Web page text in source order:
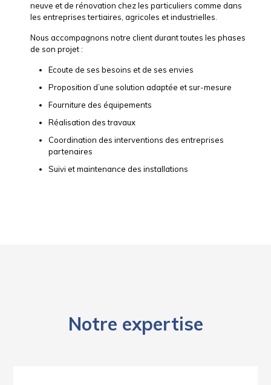
neuve et de rénovation chez les particuliers comme dans
les entreprises tertiaires, agricoles et industrielles.
Nous accompagnons notre client durant toutes les phases
de son projet :
Ecoute de ses besoins et de ses envies
Proposition d’une solution adaptée et sur-mesure
Fourniture des équipements
Réalisation des travaux
Coordination des interventions des entreprises
partenaires
Suivi et maintenance des installations
Notre expertise